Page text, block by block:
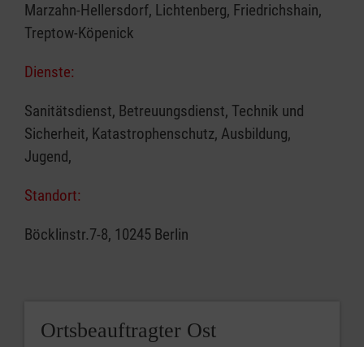
Marzahn-Hellersdorf, Lichtenberg, Friedrichshain,
Treptow-Köpenick
Dienste:
Sanitätsdienst, Betreuungsdienst, Technik und
Sicherheit, Katastrophenschutz, Ausbildung,
Jugend,
Standort:
Böcklinstr.7-8, 10245 Berlin
Ortsbeauftragter Ost